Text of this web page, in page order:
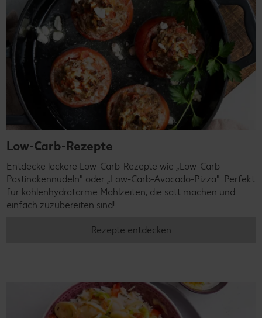
Low-Carb-Rezepte
Entdecke leckere Low-Carb-Rezepte wie „Low-Carb-
Pastinakennudeln" oder „Low-Carb-Avocado-Pizza". Perfekt
für kohlenhydratarme Mahlzeiten, die satt machen und
einfach zuzubereiten sind!
Rezepte entdecken